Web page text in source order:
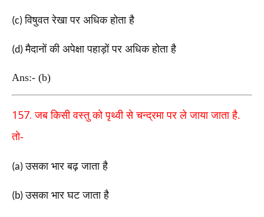
(c)विषुवत रेखा पर अधिक होता है
(d)मैदानों की अपेक्षा पहाड़ों पर अधिक होता है
Ans:- (b)
157.जब किसी वस्तु को पृथ्वी से चन्द्रमा पर ले जाया जाता है.
तो-
(a)उसका भार बढ़ जाता है
(b)उसका भार घट जाता है